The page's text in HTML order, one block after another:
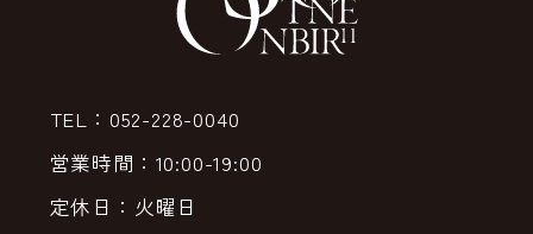
TEL：052-228-0040
営業時間：10:00-19:00
定休日：火曜日